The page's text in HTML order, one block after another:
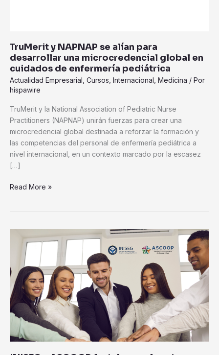
TruMerit y NAPNAP se alían para
desarrollar una microcredencial global en
cuidados de enfermería pediátrica
Actualidad Empresarial Cursos Internacional Medicina / Por
hispawire
TruMerit y la National Association of Pediatric Nurse
Practitioners (NAPNAP) unirán fuerzas para crear una
microcredencial global destinada a reforzar la formación y
las competencias del personal de enfermería pediátrica a
nivel internacional, en un contexto marcado por la escasez
[…]
enfermería
pediátrica
Read More »
ASCOOP
fortalecen
el
sector
cooperativo
con
innovadoras
oportunidades